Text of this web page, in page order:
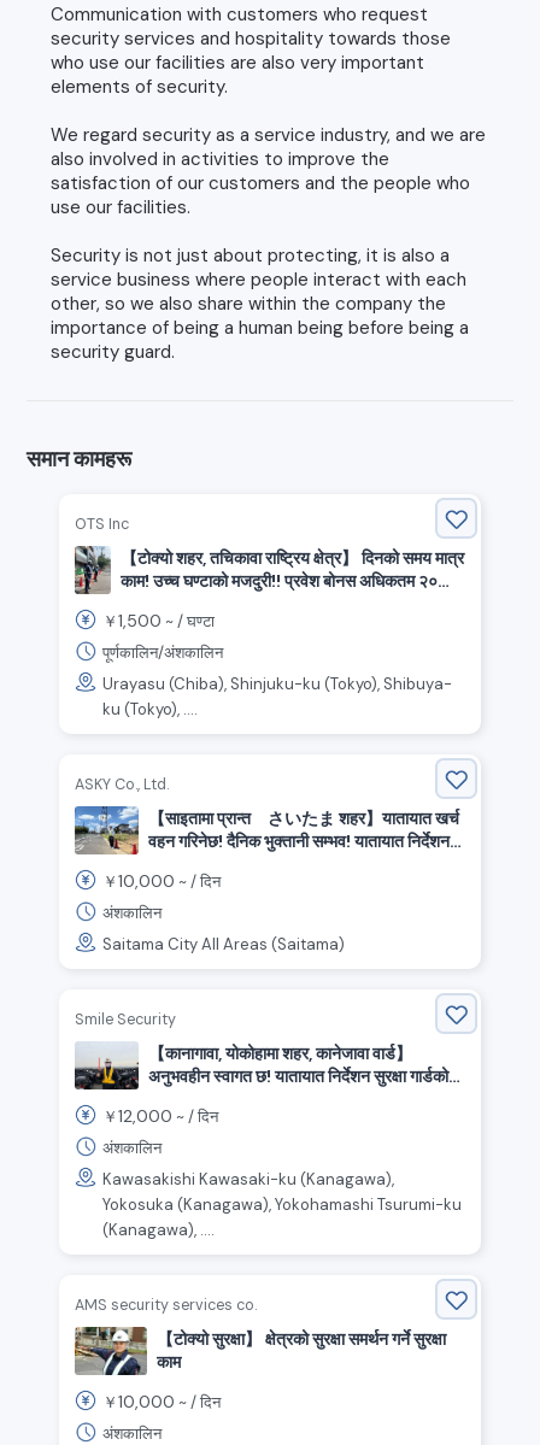
Communication with customers who request
security services and hospitality towards those
who use our facilities are also very important
elements of security.
We regard security as a service industry, and we are
also involved in activities to improve the
satisfaction of our customers and the people who
use our facilities.
Security is not just about protecting, it is also a
service business where people interact with each
other, so we also share within the company the
importance of being a human being before being a
security guard.
समान कामहरू
OTS Inc
【टोक्यो शहर, तचिकावा राष्ट्रिय क्षेत्र】 दिनको समय मात्र
काम! उच्च घण्टाको मजदुरी!! प्रवेश बोनस अधिकतम २०
￥1,500 ~ /घण्टा
पूर्णकालिन/अंशकालिन
Urayasu (Chiba), Shinjuku-ku (Tokyo), Shibuya-
ku (Tokyo), ....
ASKY Co., Ltd.
【साइतामा प्रान्त さいたま शहर】यातायात खर्च
वहन गरिनेछ! दैनिक भुक्तानी सम्भव! यातायात निर्देशन
￥10,000 ~ /दिन
अंशकालिन
Saitama City All Areas (Saitama)
Smile Security
【कानागावा, योकोहामा शहर, कानेजावा वार्ड】
अनुभवहीन स्वागत छ! यातायात निर्देशन सुरक्षा गार्डको
￥12,000 ~ /दिन
अंशकालिन
Kawasakishi Kawasaki-ku (Kanagawa),
Yokosuka (Kanagawa), Yokohamashi Tsurumi-ku
(Kanagawa), ....
AMS security services co.
【टोक्यो सुरक्षा】 क्षेत्रको सुरक्षा समर्थन गर्ने सुरक्षा
काम
￥10,000 ~ /दिन
अंशकालिन